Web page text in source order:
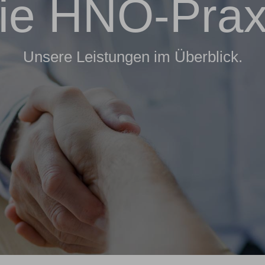
HNO-
Unsere Leistungen im Überblick.